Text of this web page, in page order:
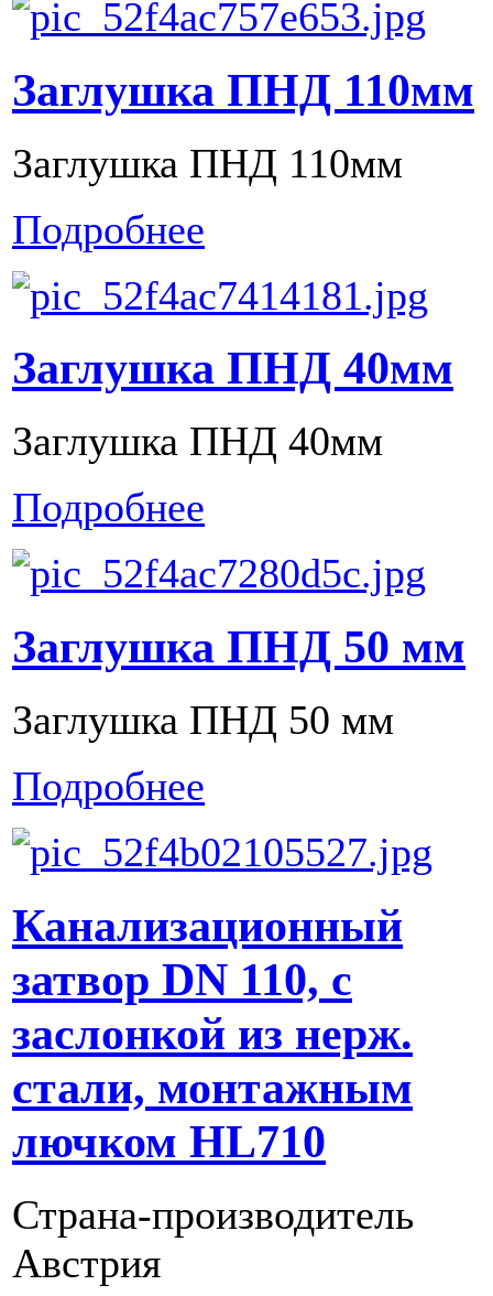
Заглушка ПНД 110мм
Заглушка ПНД 110мм
Подробнее
Заглушка ПНД 40мм
Заглушка ПНД 40мм
Подробнее
Заглушка ПНД 50 мм
Заглушка ПНД 50 мм
Подробнее
Канализационный
затвор DN 110, с
заслонкой из нерж.
стали, монтажным
лючком HL710
Страна-производитель
Австрия